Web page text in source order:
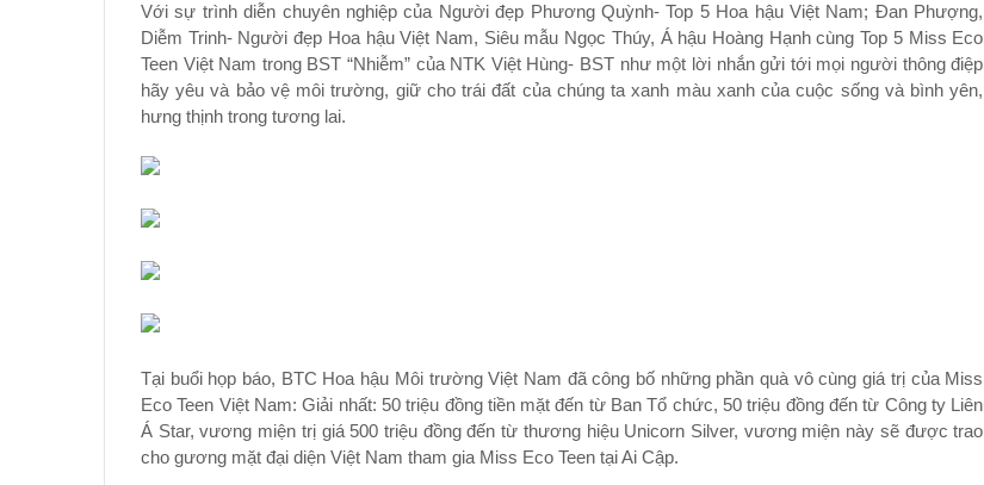
Với sự trình diễn chuyên nghiệp của Người đẹp Phương Quỳnh- Top 5 Hoa hậu Việt Nam; Đan Phượng,
Diễm Trinh- Người đẹp Hoa hậu Việt Nam, Siêu mẫu Ngọc Thúy, Á hậu Hoàng Hạnh cùng Top 5 Miss Eco
Teen Việt Nam trong BST “Nhiễm” của NTK Việt Hùng- BST như một lời nhắn gửi tới mọi người thông điệp
hãy yêu và bảo vệ môi trường, giữ cho trái đất của chúng ta xanh màu xanh của cuộc sống và bình yên,
hưng thịnh trong tương lai.
Tại buổi họp báo, BTC Hoa hậu Môi trường Việt Nam đã công bố những phần quà vô cùng giá trị của Miss
Eco Teen Việt Nam: Giải nhất: 50 triệu đồng tiền mặt đến từ Ban Tổ chức, 50 triệu đồng đến từ Công ty Liên
Á Star, vương miện trị giá 500 triệu đồng đến từ thương hiệu Unicorn Silver, vương miện này sẽ được trao
cho gương mặt đại diện Việt Nam tham gia Miss Eco Teen tại Ai Cập.